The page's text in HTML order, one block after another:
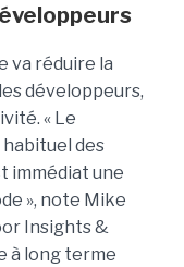
va réduire la
développeurs,
« Le
des
immédiat une
», note Mike
Insights &
à long terme